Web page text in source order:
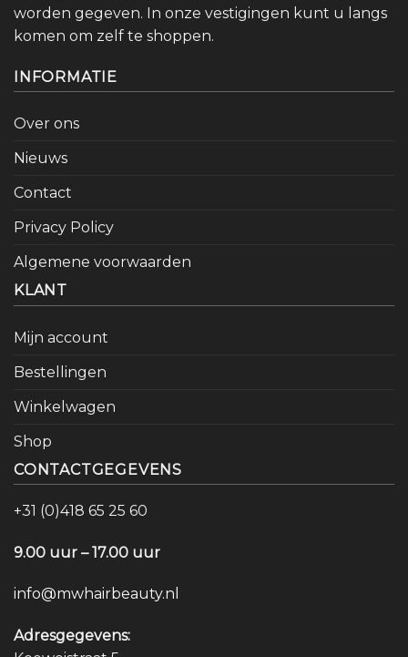
worden gegeven. In onze vestigingen kunt u langs
komen om zelf te shoppen.
INFORMATIE
Over ons
Nieuws
Contact
Privacy Policy
Algemene voorwaarden
KLANT
Mijn account
Bestellingen
Winkelwagen
Shop
CONTACTGEGEVENS
+31 (0)418 65 25 60
9.00 uur – 17.00 uur
info@mwhairbeauty.nl
Adresgegevens: